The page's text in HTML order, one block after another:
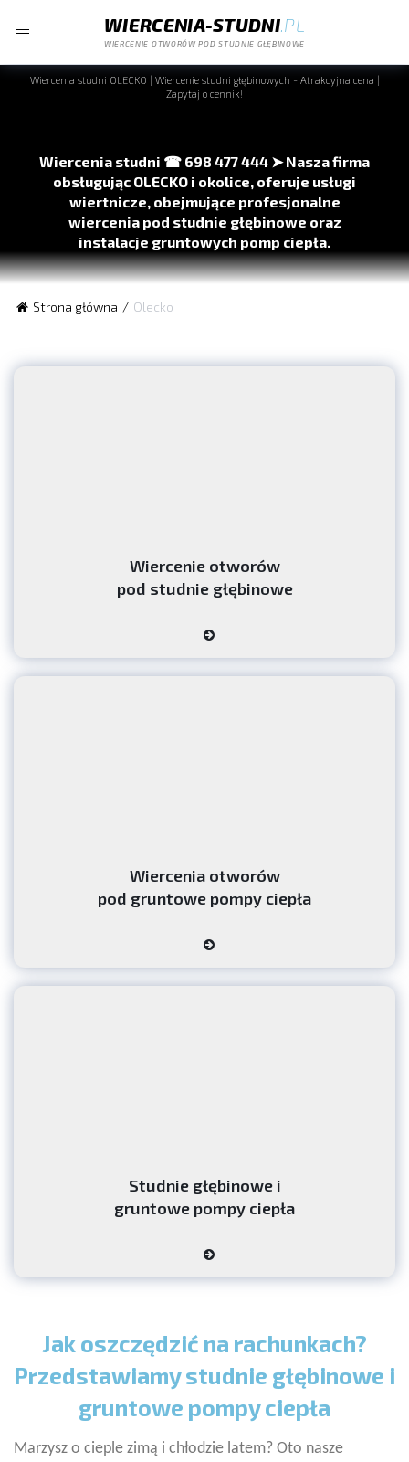
WIERCENIA-STUDNI.PL
WIERCENIE OTWORÓW POD STUDNIE GŁĘBINOWE
Wiercenia studni OLECKO | Wiercenie studni głębinowych - Atrakcyjna cena |
Zapytaj o cennik!
Wiercenia studni ☎ 698 477 444 ➤ Nasza firma
obsługując OLECKO i okolice, oferuje usługi
wiertnicze, obejmujące profesjonalne
wiercenia pod studnie głębinowe oraz
instalacje gruntowych pomp ciepła.
studni głębinowej wymaga precyzyjnego przewiercenia ziemi
oraz efektywne ogrzewanie budynków.
Strona główna Olecko
Wiercenie otworów
pod studnie głębinowe
Wiercenia otworów
pod gruntowe pompy ciepła
Studnie głębinowe i
gruntowe pompy ciepła
Jak oszczędzić na rachunkach?
Przedstawiamy studnie głębinowe i
gruntowe pompy ciepła
Marzysz o cieple zimą i chłodzie latem? Oto nasze